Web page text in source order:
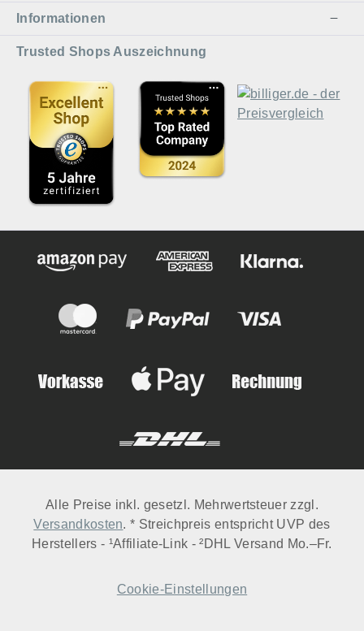
Informationen
Trusted Shops Auszeichnung
Alle Preise inkl. gesetzl. Mehrwertsteuer zzgl.
Versandkosten. * Streichpreis entspricht UVP des
Herstellers - ¹Affiliate-Link - ²DHL Versand Mo.–Fr.
Cookie-Einstellungen